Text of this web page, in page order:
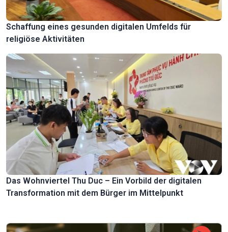
Schaffung eines gesunden digitalen Umfelds für
religiöse Aktivitäten
Das Wohnviertel Thu Duc – Ein Vorbild der digitalen
Transformation mit dem Bürger im Mittelpunkt